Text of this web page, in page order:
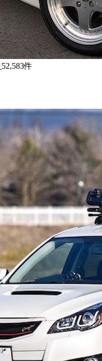
52,583件